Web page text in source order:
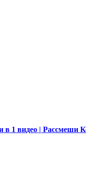
в 1 видео |